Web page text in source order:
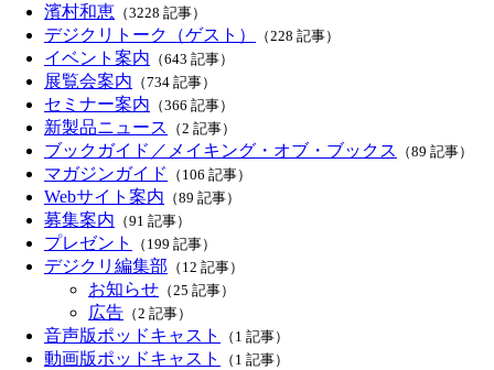
濱村和恵 （3228 記事）
デジクリトーク（ゲスト） （228 記事）
イベント案内 （643 記事）
展覧会案内 （734 記事）
セミナー案内 （366 記事）
新製品ニュース （2 記事）
ブックガイド／メイキング・オブ・ブックス （89 記事）
マガジンガイド （106 記事）
Webサイト案内 （89 記事）
募集案内 （91 記事）
プレゼント （199 記事）
デジクリ編集部 （12 記事）
お知らせ （25 記事）
広告 （2 記事）
音声版ポッドキャスト （1 記事）
動画版ポッドキャスト （1 記事）